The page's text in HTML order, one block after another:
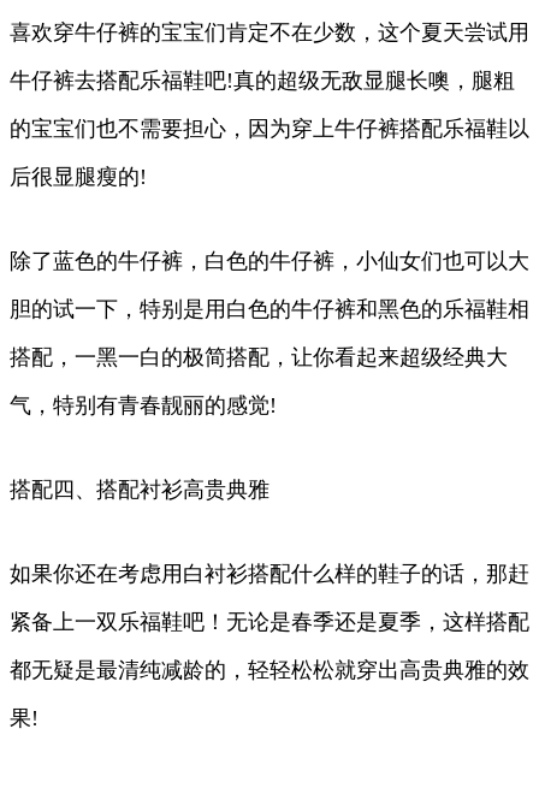
喜欢穿牛仔裤的宝宝们肯定不在少数，这个夏天尝试用
牛仔裤去搭配乐福鞋吧!真的超级无敌显腿长噢，腿粗
的宝宝们也不需要担心，因为穿上牛仔裤搭配乐福鞋以
后很显腿瘦的!
除了蓝色的牛仔裤，白色的牛仔裤，小仙女们也可以大
胆的试一下，特别是用白色的牛仔裤和黑色的乐福鞋相
搭配，一黑一白的极简搭配，让你看起来超级经典大
气，特别有青春靓丽的感觉!
搭配四、搭配衬衫高贵典雅
如果你还在考虑用白衬衫搭配什么样的鞋子的话，那赶
紧备上一双乐福鞋吧！无论是春季还是夏季，这样搭配
都无疑是最清纯减龄的，轻轻松松就穿出高贵典雅的效
果!